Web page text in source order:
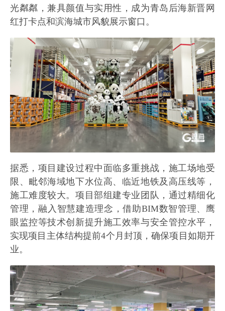
光粼粼，兼具颜值与实用性，成为青岛后海新晋网
红打卡点和滨海城市风貌展示窗口。
据悉，项目建设过程中面临多重挑战，施工场地受
限、毗邻海域地下水位高、临近地铁及高压线等，
施工难度较大。项目部组建专业团队，通过精细化
管理，融入智慧建造理念，借助BIM数智管理、鹰
眼监控等技术创新提升施工效率与安全管控水平，
实现项目主体结构提前4个月封顶，确保项目如期开
业。